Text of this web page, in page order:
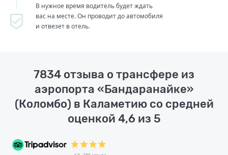
В нужное время водитель будет ждать
вас на месте. Он проводит до автомобиля
и отвезет в отель.
7834 отзыва о трансфере из
аэропорта «Бандаранайке»
(Коломбо) в Каламетию со средней
оценкой 4,6 из 5